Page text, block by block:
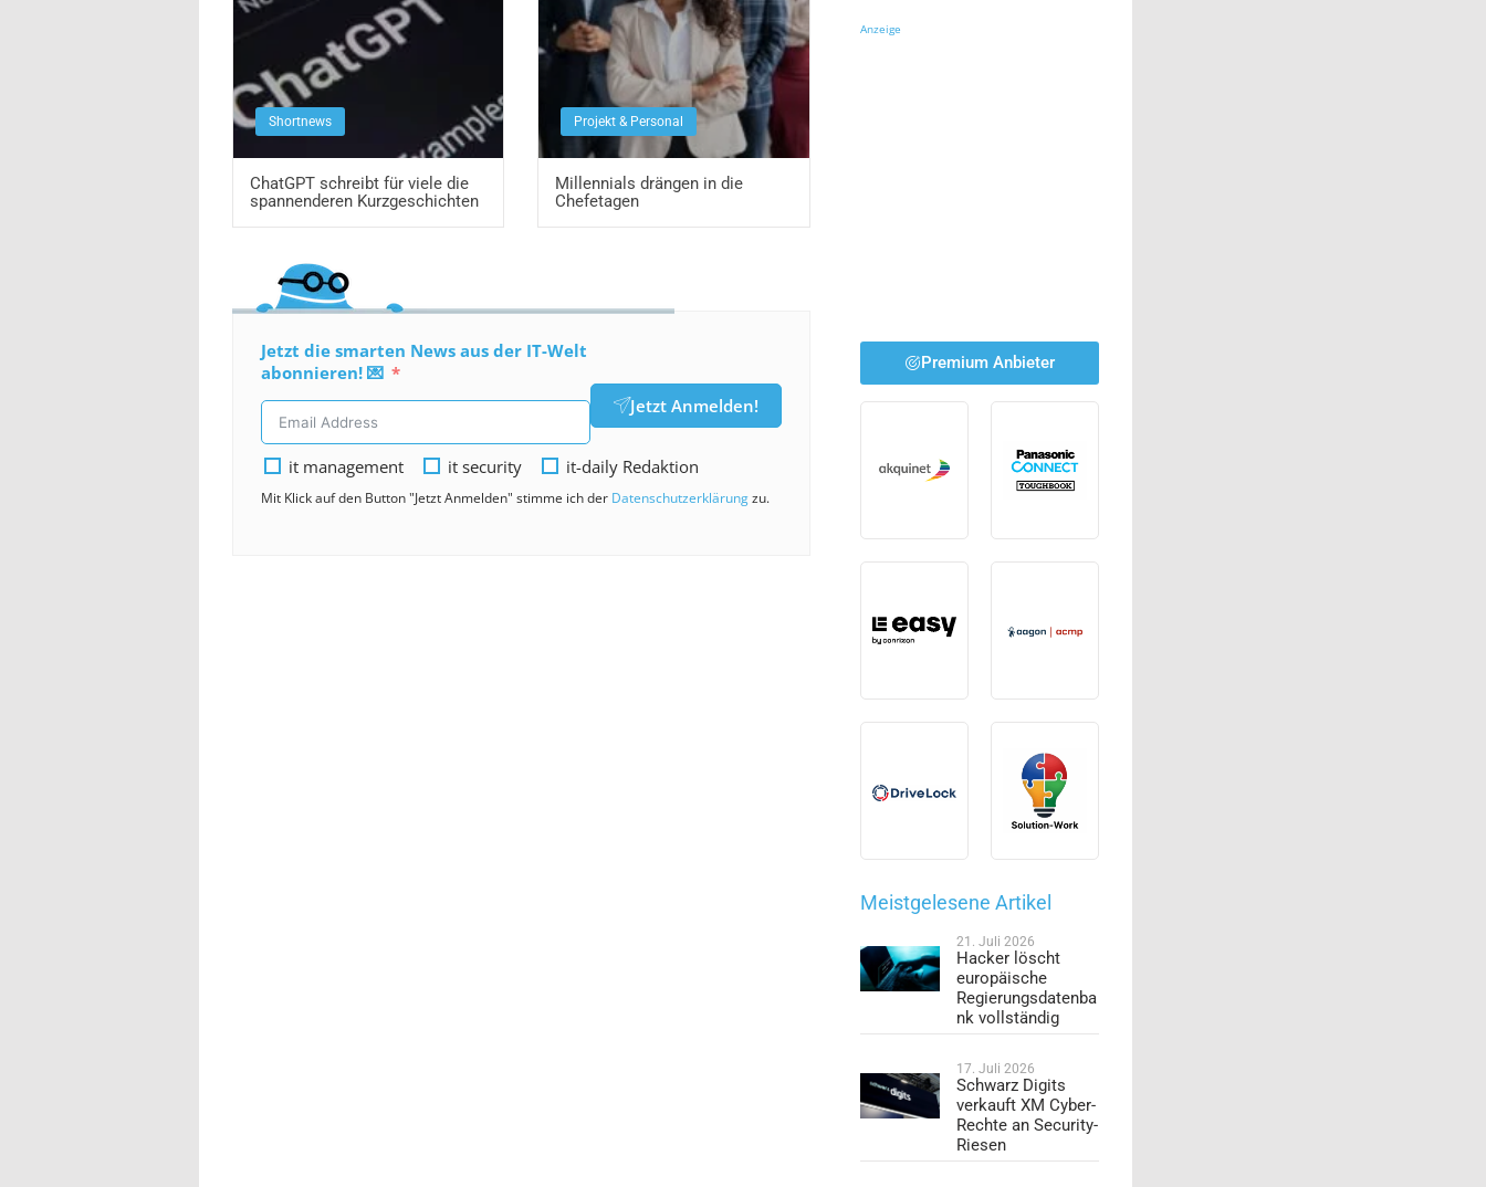
Shortnews
ChatGPT schreibt für viele die
spannenderen Kurzgeschichten
Projekt & Personal
Millennials drängen in die
Chefetagen
Jetzt die smarten News aus der IT-Welt
abonnieren! 💌
Jetzt Anmelden!
it management it security it-daily Redaktion
Mit Klick auf den Button "Jetzt Anmelden" stimme ich der Datenschutzerklärungzu.
Anzeige
Premium Anbieter
Meistgelesene Artikel
21. Juli 2026
Hacker löscht
europäische
Regierungsdatenba
nk vollständig
17. Juli 2026
Schwarz Digits
verkauft XM Cyber-
Rechte an Security-
Riesen